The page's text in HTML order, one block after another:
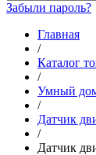
Забыли пароль?
Главная
/
Каталог
/
Умный
/
Датчик
/
Датчик